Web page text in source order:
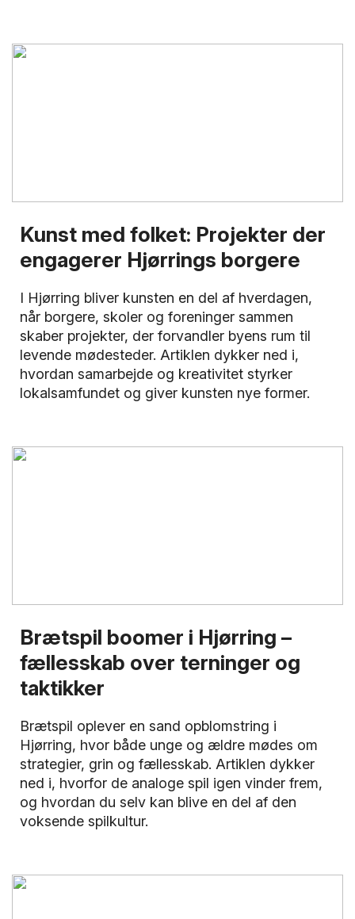
Kunst med folket: Projekter der
engagerer Hjørrings borgere
I Hjørring bliver kunsten en del af hverdagen,
når borgere, skoler og foreninger sammen
skaber projekter, der forvandler byens rum til
levende mødesteder. Artiklen dykker ned i,
hvordan samarbejde og kreativitet styrker
lokalsamfundet og giver kunsten nye former.
Brætspil boomer i Hjørring –
fællesskab over terninger og
taktikker
Brætspil oplever en sand opblomstring i
Hjørring, hvor både unge og ældre mødes om
strategier, grin og fællesskab. Artiklen dykker
ned i, hvorfor de analoge spil igen vinder frem,
og hvordan du selv kan blive en del af den
voksende spilkultur.